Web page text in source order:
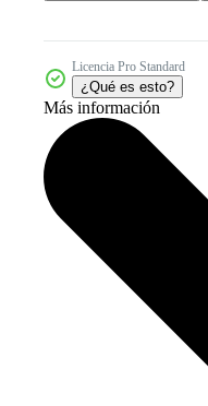
Licencia Pro Standard
¿Qué es esto?
Más información